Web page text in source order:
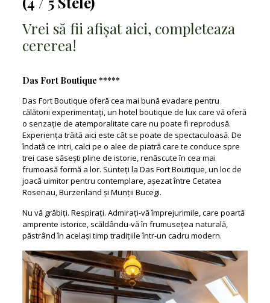
Vrei să fii afișat aici, completeaza
cererea!
Das Fort Boutique *****
Das Fort Boutique oferă cea mai bună evadare pentru
călătorii experimentați, un hotel boutique de lux care vă oferă
o senzație de atemporalitate care nu poate fi reprodusă.
Experiența trăită aici este cât se poate de spectaculoasă. De
îndată ce intri, calci pe o alee de piatră care te conduce spre
trei case săsești pline de istorie, renăscute în cea mai
frumoasă formă a lor. Sunteți la Das Fort Boutique, un loc de
joacă uimitor pentru contemplare, așezat între Cetatea
Rosenau, Burzenland și Munții Bucegi.
Nu vă grăbiți. Respirați. Admirați-vă împrejurimile, care poartă
amprente istorice, scăldându-vă în frumusețea naturală,
păstrând în același timp tradițiile într-un cadru modern.